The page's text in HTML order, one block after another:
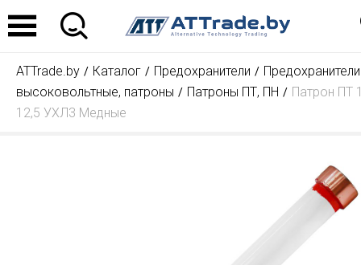
ATTrade.by Каталог Предохранители
Предохранители
высоковольтные, патроны
Патроны ПТ, ПН
Патрон ПТ
12,5 УХЛ3 Медные